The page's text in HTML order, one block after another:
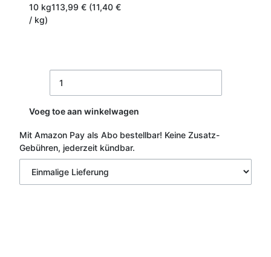
10 kg113,99 € (11,40 €
/ kg)
Voeg toe aan winkelwagen
Mit Amazon Pay als Abo bestellbar! Keine Zusatz-
Gebühren, jederzeit kündbar.